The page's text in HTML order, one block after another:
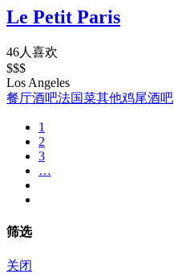
Le Petit Paris
46人喜欢
$$$
Los Angeles
餐厅酒吧法国菜其他鸡尾酒吧
1
2
3
…
筛选
关闭